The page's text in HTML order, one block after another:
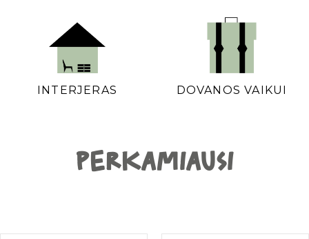
INTERJERAS DOVANOS VAIKUI
PERKAMIAUSI